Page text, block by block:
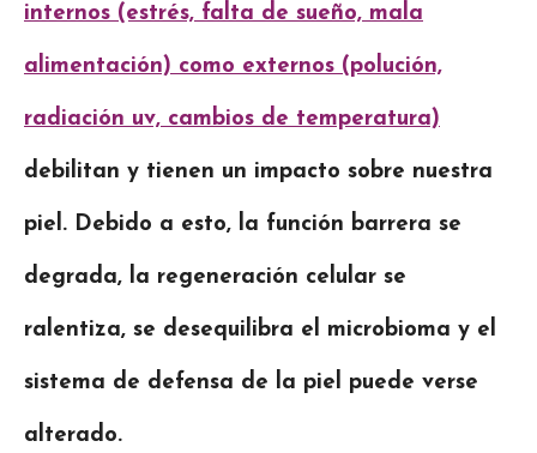
internos (estrés, falta de sueño, mala
alimentación) como externos (polución,
radiación uv, cambios de temperatura)
debilitan y tienen un impacto sobre nuestra
piel. Debido a esto, la función barrera se
degrada, la regeneración celular se
ralentiza, se desequilibra el microbioma y el
sistema de defensa de la piel puede verse
alterado.